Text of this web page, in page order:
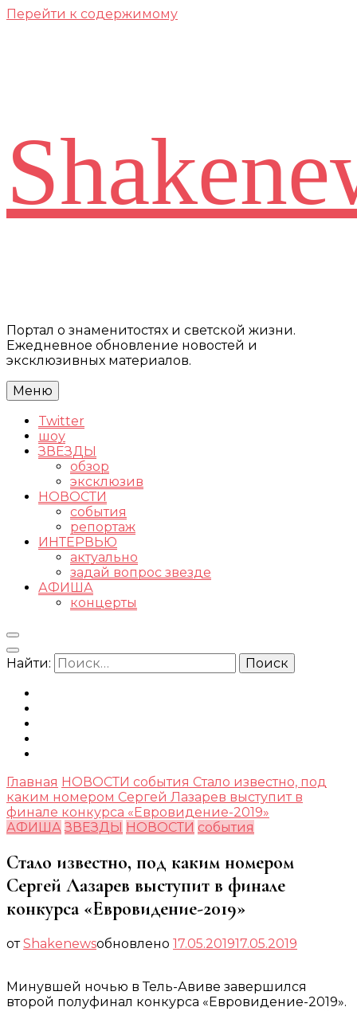
Перейти к содержимому
Портал о знаменитостях и светской жизни.
Ежедневное обновление новостей и
эксклюзивных материалов.
Меню
Twitter
шоу
ЗВЕЗДЫ
обзор
эксклюзив
НОВОСТИ
события
репортаж
ИНТЕРВЬЮ
актуально
задай вопрос звезде
АФИША
концерты
Найти:
Главная НОВОСТИ события Стало известно, под
каким номером Сергей Лазарев выступит в
финале конкурса «Евровидение-2019»
АФИША ЗВЕЗДЫ НОВОСТИ события
Стало известно, под каким номером
Сергей Лазарев выступит в финале
конкурса «Евровидение-2019»
отShakenewsобновлено 17.05.201917.05.2019
Минувшей ночью в Тель-Авиве завершился
второй полуфинал конкурса «Евровидение-2019».